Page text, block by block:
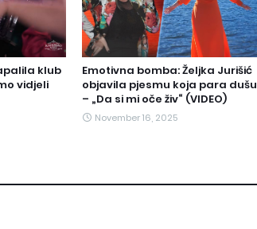
klub
vidjeli
Emotivna bomba: Željka Jurišić
objavila pjesmu koja para dušu
– „Da si mi oče živ“ (VIDEO)
November 16, 2025